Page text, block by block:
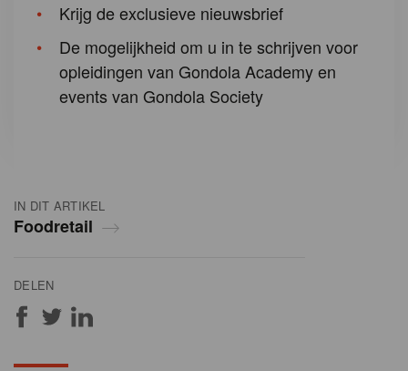
IN DIT ARTIKEL
Foodretail
DELEN
Krijg de exclusieve nieuwsbrief
De mogelijkheid om u in te schrijven voor
opleidingen van Gondola Academy en
events van Gondola Society